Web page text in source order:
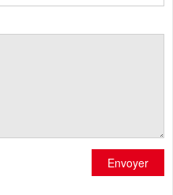
Envoyer